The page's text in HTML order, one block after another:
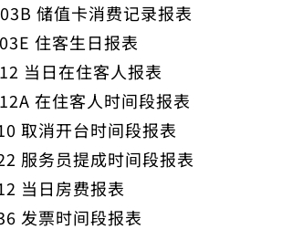
储值卡消费记录报表
住客生日报表
当日在住客人报表
在住客人时间段报表
取消开台时间段报表
服务员提成时间段报表
当日房费报表
发票时间段报表